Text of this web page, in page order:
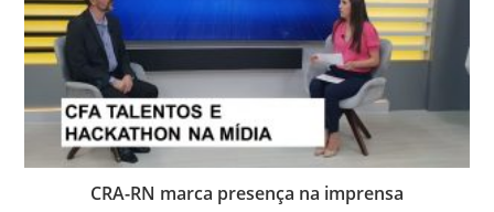
CRA-RN marca presença na imprensa